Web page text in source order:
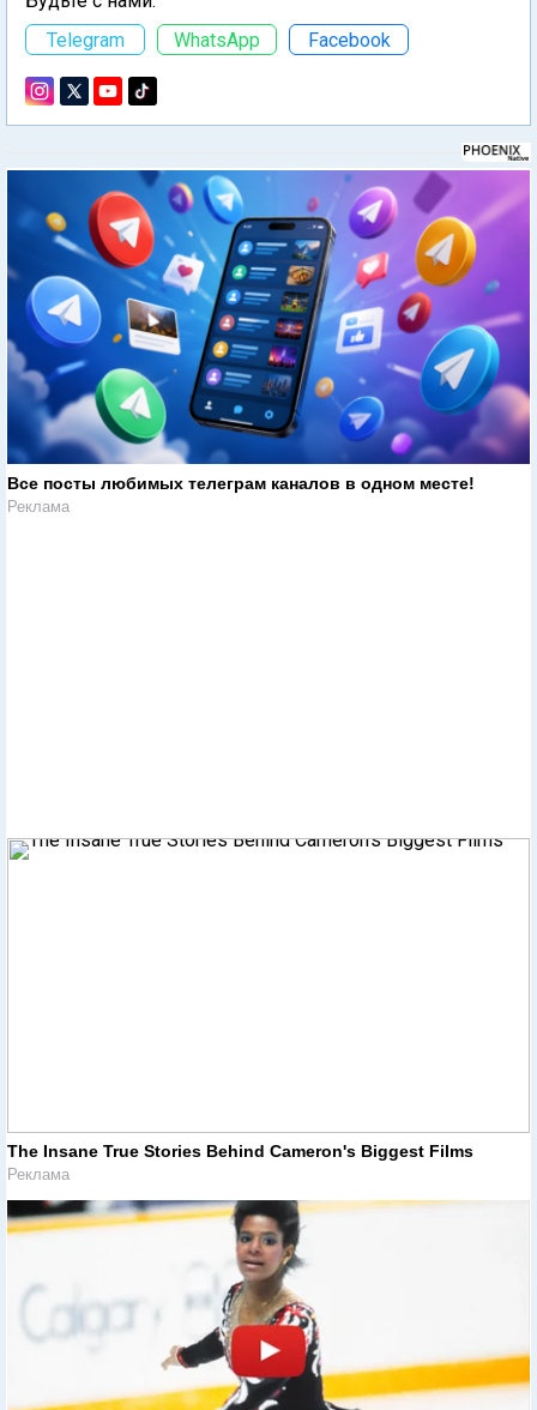
Telegram
WhatsApp Facebook
Все посты любимых телеграм каналов в одном месте!
Реклама
The Insane True Stories Behind Cameron's Biggest Films
Реклама